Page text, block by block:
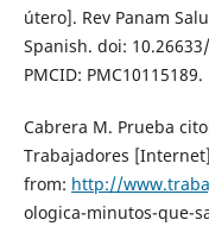
útero]. Rev Panam
Spanish. doi:
PMCID: PMC10115189.
Cabrera M. Prueba
Trabajadores
from: http://
ologica-minutos-que-